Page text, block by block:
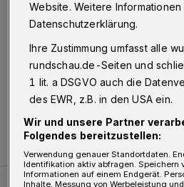
Ich bin damit
YouTube angezeigt werden.
Einverstanden
Website. Weitere
Datenschutzerklärung.
Ihre Zustimmung umfasst alle
rundschau.de-Seiten und
1 lit. a DSGVO auch die
des EWR, z.B. in den USA ein.
Wir und unsere Partner
Folgendes bereitzustellen:
Verwendung genauer Standortdaten.
Identifikation aktiv abfragen. Speichern
Informationen auf einem Endgerät.
Inhalte, Messung von Werbeleistung